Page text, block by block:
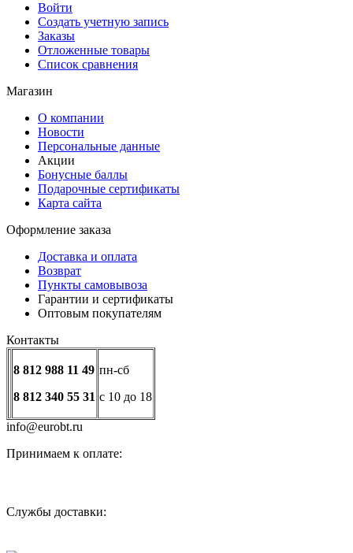
Войти
Создать учетную запись
Заказы
Отложенные товары
Список сравнения
Магазин
О компании
Новости
Персональные данные
Акции
Бонусные баллы
Подарочные сертификаты
Карта сайта
Оформление заказа
Доставка и оплата
Возврат
Пункты самовывоза
Гарантии и сертификаты
Оптовым покупателям
Контакты
8 812 988 11 49
8 812 340 55 31
пн-сб
с 10 до 18
info@eurobt.ru
Принимаем к оплате:
Службы доставки: